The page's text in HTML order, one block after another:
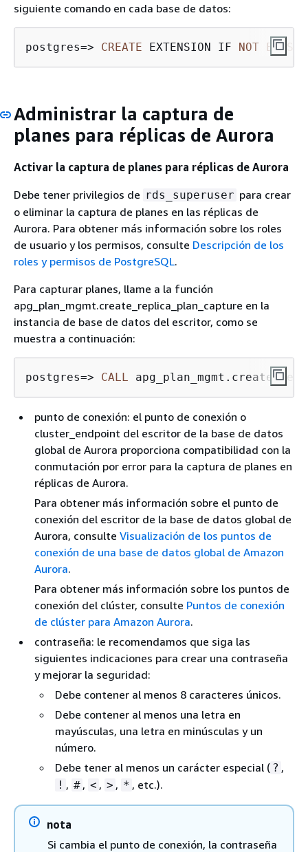
siguiente comando en cada base de datos:
postgres=> CREATE EXTENSION IF NOT EXISTS
Administrar la captura de
planes para réplicas de Aurora
Activar la captura de planes para réplicas de Aurora
Debe tener privilegios de rds_superuser para crear
o eliminar la captura de planes en las réplicas de
Aurora. Para obtener más información sobre los roles
de usuario y los permisos, consulte Descripción de los
roles y permisos de PostgreSQL.
Para capturar planes, llame a la función
apg_plan_mgmt.create_replica_plan_capture en la
instancia de base de datos del escritor, como se
muestra a continuación:
postgres=> CALL
punto de conexión: el punto de conexión o
cluster_endpoint del escritor de la base de datos
global de Aurora proporciona compatibilidad con la
conmutación por error para la captura de planes en
réplicas de Aurora.
Para obtener más información sobre el punto de
conexión del escritor de la base de datos global de
Aurora, consulte Visualización de los puntos de
conexión de una base de datos global de Amazon
Aurora.
Para obtener más información sobre los puntos de
conexión del clúster, consulte Puntos de conexión
de clúster para Amazon Aurora.
contraseña: le recomendamos que siga las
siguientes indicaciones para crear una contraseña
y mejorar la seguridad:
Debe contener al menos 8 caracteres únicos.
Debe contener al menos una letra en
mayúsculas, una letra en minúsculas y un
número.
Debe tener al menos un carácter especial ( ? ,
! , # , < , > , * , etc.).
nota
Si cambia el punto de conexión, la contraseña